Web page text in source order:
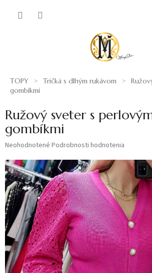
TOPY Tričká s dlhým rukávom
gombíkmi
Ružový sveter s
gombíkmi
Priemerné
produktu
je
0,0
z
5
hviezdičiek.
Neohodnotené Podrobnosti hodnotenia